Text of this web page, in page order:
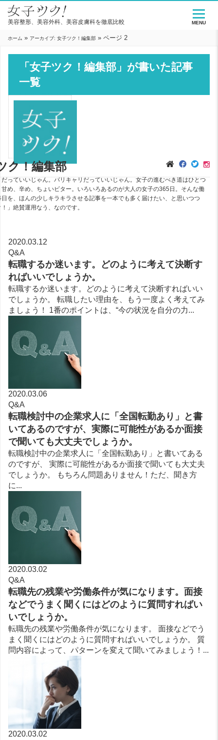
美容整形、美容外科、美容皮膚科を徹底比較
ホーム » アーカイブ: 女子ツク！編集部 » ページ 2
「女子ツク！編集部」が書いた記事
一覧
ク！編集部
っていいじゃん。バリキャリだっていいじゃん。女子の進むべき道はひとつ
め、辛め、ちょいビター。いろいろあるのが大人の女子の365日。そんな働
を、ほんの少しキラキラさせる記事を一本でも多く届けたい、と思いつつ
」絶賛運用なう、なのです。
2020.03.12
Q&A
転職するか迷います。どのように考えて決断す
ればいいでしょうか。
転職するか迷います。どのように考えて決断すればいい
でしょうか。 転職したい理由を、もう一度よく考えてみ
ましょう！ 1番のポイントは、“今の状況を自分の力...
2020.03.06
Q&A
転職検討中の企業求人に「全国転勤あり」と書
いてあるのですが、実際に可能性があるか面接
で聞いても大丈夫でしょうか。
転職検討中の企業求人に「全国転勤あり」と書いてある
のですが、 実際に可能性があるか面接で聞いても大丈夫
でしょうか。 もちろん問題ありません！ただ、聞き方
に...
2020.03.02
Q&A
転職先の残業や労働条件が気になります。面接
などでうまく聞くにはどのように質問すればい
いでしょうか。
転職先の残業や労働条件が気になります。 面接などでう
まく聞くにはどのように質問すればいいでしょうか。 質
問内容によって、パターンを変えて聞いてみましょう！...
2020.03.02
MENU